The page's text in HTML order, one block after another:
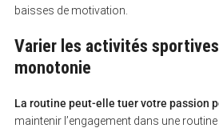
baisses de motivation.
Varier les activités
monotonie
La routine peut-elle tuer votre passion
maintenir l’engagement dans une
c
r